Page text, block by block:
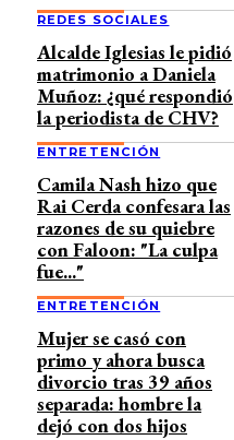
REDES SOCIALES
Alcalde Iglesias le pidió
matrimonio a Daniela
Muñoz: ¿qué respondió
la periodista de CHV?
ENTRETENCIÓN
Camila Nash hizo que
Rai Cerda confesara las
razones de su quiebre
con Faloon: "La culpa
fue..."
ENTRETENCIÓN
Mujer se casó con
primo y ahora busca
divorcio tras 39 años
separada: hombre la
dejó con dos hijos